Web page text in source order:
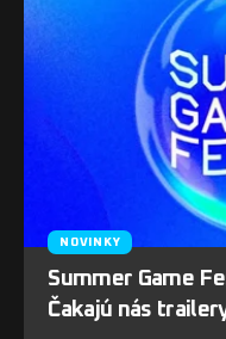
NOVINKY
Summer Game
Čakajú nás